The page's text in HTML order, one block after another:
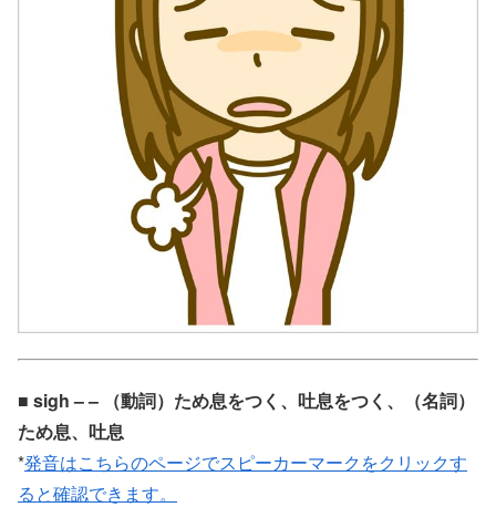
■ sigh – – （動詞）ため息をつく、吐息をつく、（名詞）
ため息、吐息
*発音はこちらのページでスピーカーマークをクリックす
ると確認できます。